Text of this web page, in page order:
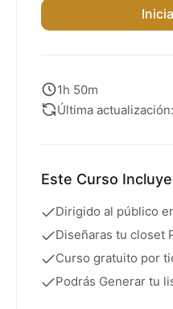
1h 50m
Última
Este Curso Incluye
Dirigido al público
Diseñaras tu closet
Curso gratuito por
Podrás Generar tu